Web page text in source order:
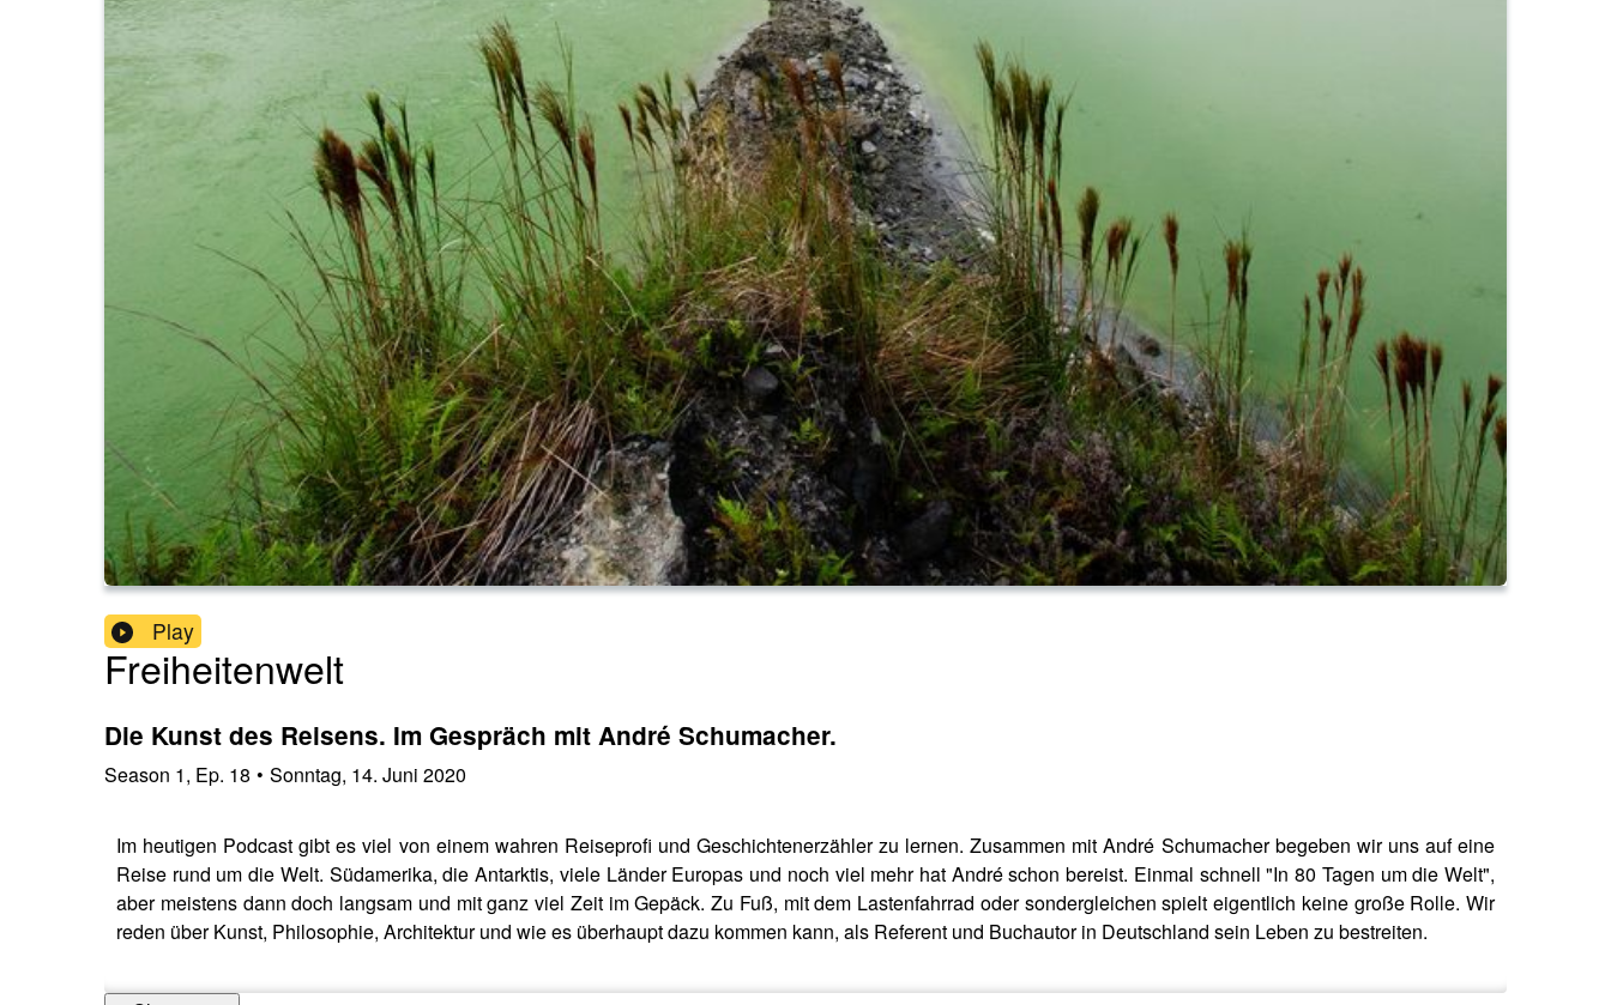
Play
Freiheitenwelt
Die Kunst des Reisens. Im Gespräch mit André Schumacher.
Season 1, Ep. 18 • Sonntag, 14. Juni 2020
Im heutigen Podcast gibt es viel von einem wahren Reiseprofi und Geschichtenerzähler zu lernen. Zusammen mit André Schumacher begeben wir uns auf eine
Reise rund um die Welt. Südamerika, die Antarktis, viele Länder Europas und noch viel mehr hat André schon bereist. Einmal schnell "In 80 Tagen um die Welt",
aber meistens dann doch langsam und mit ganz viel Zeit im Gepäck. Zu Fuß, mit dem Lastenfahrrad oder sondergleichen spielt eigentlich keine große Rolle. Wir
reden über Kunst, Philosophie, Architektur und wie es überhaupt dazu kommen kann, als Referent und Buchautor in Deutschland sein Leben zu bestreiten.